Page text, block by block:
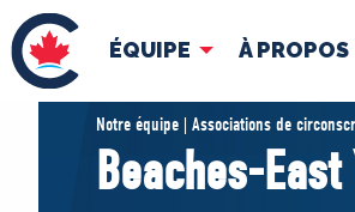
ÉQUIPE À PROPOS
ÉQUIPE
Pierre Poilievre
Notre équipe | Associations de
Beaches-East